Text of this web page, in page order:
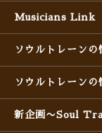
Musicians Link
ソウルトレーン
ソウルトレーン
新企画〜Soul